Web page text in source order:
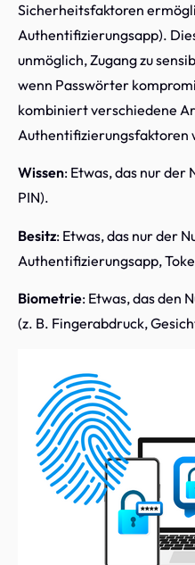
Sicherheitsfaktoren
Authentifizierungsapp).
unmöglich, Zugang zu
wenn Passwörter
kombiniert verschiedene
Authentifizierungsfaktoren
Wissen: Etwas, das nur der
PIN).
Besitz: Etwas, das nur der
Authentifizierungsapp,
Biometrie: Etwas, das den
(z. B. Fingerabdruck,